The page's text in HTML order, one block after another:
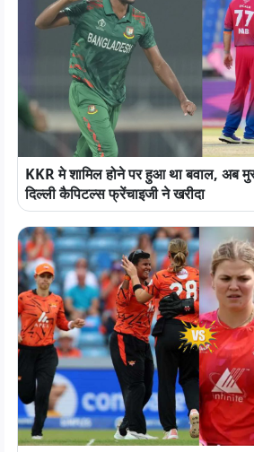
KKR मे शामिल होने पर हुआ था बवाल, अब
दिल्ली कैपिटल्स फ्रेंचाइजी ने खरीदा